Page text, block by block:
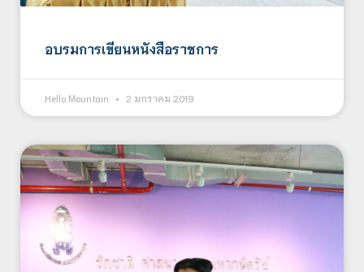
อบรมการเขียนหนังสือราชการ
Hello Mountain 2 มกราคม 2019